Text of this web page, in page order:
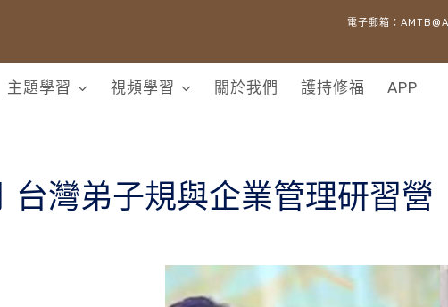
電子郵箱：
主題學習 視頻學習 關於我們 護持修福 APP
灣弟子規與企業管理研習營